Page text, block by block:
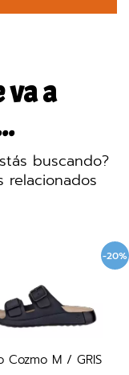
va a
buscando?
-20%
Cozmo M / GRIS